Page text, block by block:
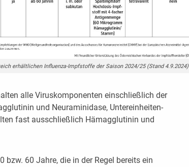
erhältlichen Influenza-Impfstoffe der Saison 2024/25 (Stand 4.9.2024)
alle Viruskomponenten einschließlich der
und Neuraminidase, Untereinheiten-
fast ausschließlich Hämagglutinin und
bzw. 60 Jahre, die in der Regel bereits ein